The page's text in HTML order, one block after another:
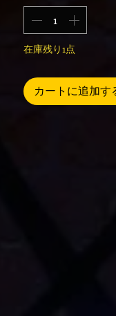
在庫残り1点
カートに追加す